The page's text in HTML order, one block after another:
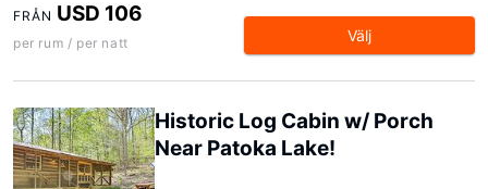
FRÅN USD 106
per rum / per natt Välj
Historic Log Cabin w/ Porch
Near Patoka Lake!